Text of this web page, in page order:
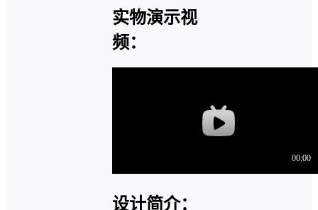
实物演示视
频：
设计简介：